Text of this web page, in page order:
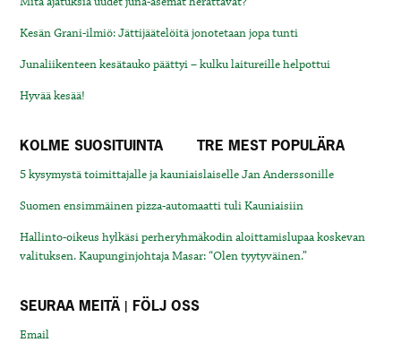
Kesän Grani-ilmiö: Jättijäätelöitä jonotetaan jopa tunti
Junaliikenteen kesätauko päättyi – kulku laitureille helpottui
Hyvää kesää!
KOLME SUOSITUINTA TRE MEST POPULÄRA
5 kysymystä toimittajalle ja kauniaislaiselle Jan Anderssonille
Suomen ensimmäinen pizza-automaatti tuli Kauniaisiin
Hallinto-oikeus hylkäsi perheryhmäkodin aloittamislupaa koskevan
valituksen. Kaupunginjohtaja Masar: “Olen tyytyväinen.”
SEURAA MEITÄ | FÖLJ OSS
Email